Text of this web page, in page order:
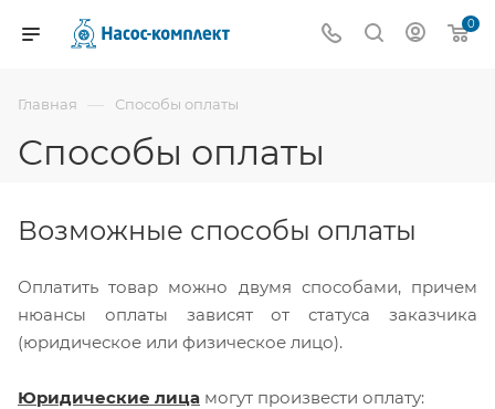
0
Главная — Способы оплаты
Способы оплаты
Возможные способы оплаты
Оплатить товар можно двумя способами, причем
нюансы оплаты зависят от статуса заказчика
(юридическое или физическое лицо).
Юридические лица могут произвести оплату: